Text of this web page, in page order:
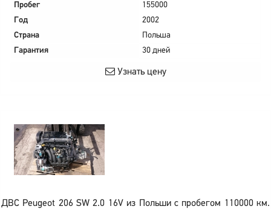
Пробег
155000
Год
2002
Страна
Польша
Гарантия
30 дней
Узнать цену
ДВС Peugeot 206 SW 2.0 16V из Польши с пробегом 110000 км.